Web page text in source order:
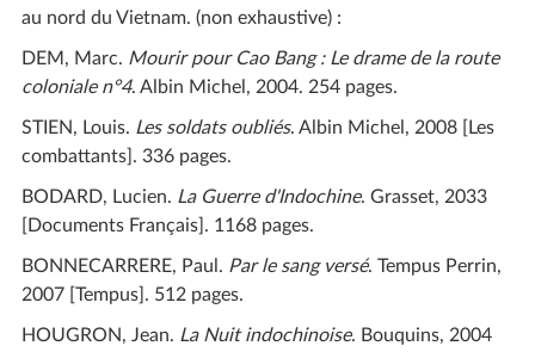
au nord du Vietnam. (non exhaustive) :
DEM, Marc. Mourir pour Cao Bang : Le drame de la route
coloniale n°4. Albin Michel, 2004. 254 pages.
STIEN, Louis. Les soldats oubliés. Albin Michel, 2008 [Les
combattants]. 336 pages.
BODARD, Lucien. La Guerre d'Indochine. Grasset, 2033
[Documents Français]. 1168 pages.
BONNECARRERE, Paul. Par le sang versé. Tempus Perrin,
2007 [Tempus]. 512 pages.
HOUGRON, Jean. La Nuit indochinoise. Bouquins, 2004